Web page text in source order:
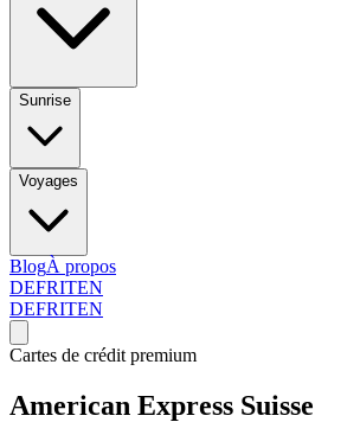
Sunrise
Voyages
BlogÀ propos
DEFRITEN
DEFRITEN
Cartes de crédit premium
American Express Suisse